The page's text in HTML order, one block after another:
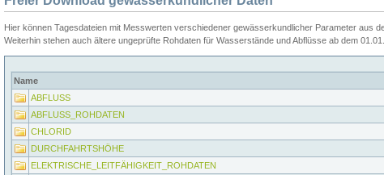
Hier können Tagesdateien mit Messwerten verschiedener gewässerkundlicher Parameter aus
Weiterhin stehen auch ältere ungeprüfte Rohdaten für Wasserstände und Abflüsse ab dem
Name
ABFLUSS
ABFLUSS_ROHDATEN
CHLORID
DURCHFAHRTSHÖHE
ELEKTRISCHE_LEITFÄHIGKEIT_ROHDATEN